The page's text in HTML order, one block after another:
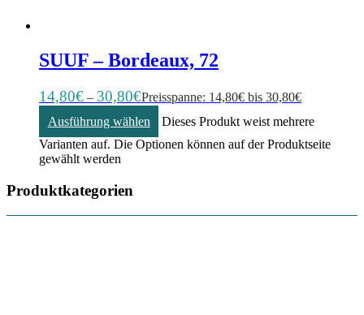
SUUF – Bordeaux, 72
14,80€ – 30,80€Preisspanne: 14,80€ bis 30,80€
Ausführung wählen
Dieses Produkt weist mehrere
Varianten auf. Die Optionen können auf der Produktseite
gewählt werden
Produktkategorien